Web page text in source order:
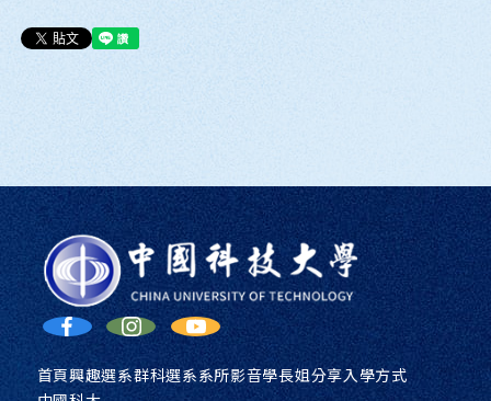
首頁興趣選系群科選系系所影音學長姐分享入學方式